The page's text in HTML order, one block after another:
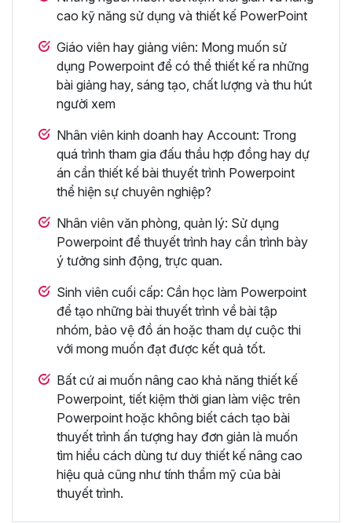
cao kỹ năng sử dụng và thiết kế PowerPoint
Giáo viên hay giảng viên: Mong muốn sử
dụng Powerpoint để có thể thiết kế ra những
bài giảng hay, sáng tạo, chất lượng và thu hút
người xem
Nhân viên kinh doanh hay Account: Trong
quá trình tham gia đấu thầu hợp đồng hay dự
án cần thiết kế bài thuyết trình Powerpoint
thể hiện sự chuyên nghiệp?
Nhân viên văn phòng, quản lý: Sử dụng
Powerpoint để thuyết trình hay cần trình bày
ý tưởng sinh động, trực quan.
Sinh viên cuối cấp: Cần học làm Powerpoint
để tạo những bài thuyết trình về bài tập
nhóm, bảo vệ đồ án hoặc tham dự cuộc thi
với mong muốn đạt được kết quả tốt.
Bất cứ ai muốn nâng cao khả năng thiết kế
Powerpoint, tiết kiệm thời gian làm việc trên
Powerpoint hoặc không biết cách tạo bài
thuyết trình ấn tượng hay đơn giản là muốn
tìm hiểu cách dùng tư duy thiết kế nâng cao
hiệu quả cũng như tính thẩm mỹ của bài
thuyết trình.